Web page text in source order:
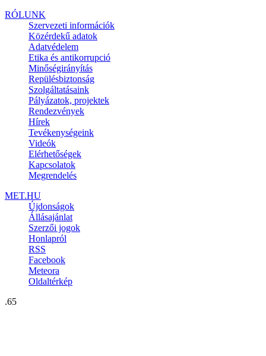
RÓLUNK
Szervezeti információk
Közérdekű adatok
Adatvédelem
Etika és antikorrupció
Minőségirányítás
Repülésbiztonság
Szolgáltatásaink
Pályázatok, projektek
Rendezvények
Hírek
Tevékenységeink
Videók
Elérhetőségek
Kapcsolatok
Megrendelés
MET.HU
Újdonságok
Állásajánlat
Szerzői jogok
Honlapról
RSS
Facebook
Meteora
Oldaltérkép
.65